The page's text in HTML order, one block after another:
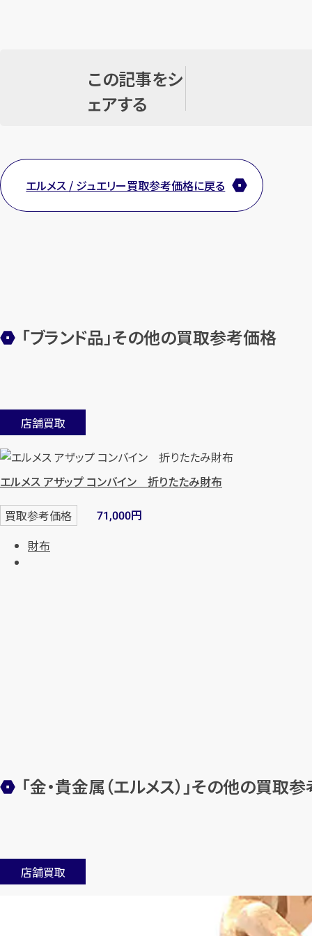
この記事をシ
ェアする
エルメス / ジュエリー買取参考価格に戻る
「ブランド品」その他の買取参考価格
店舗買取
エルメス アザップ コンバイン 折りたたみ財布
買取参考価格 71,000円
財布
「金・貴金属（エルメス）」その他の買取
店舗買取